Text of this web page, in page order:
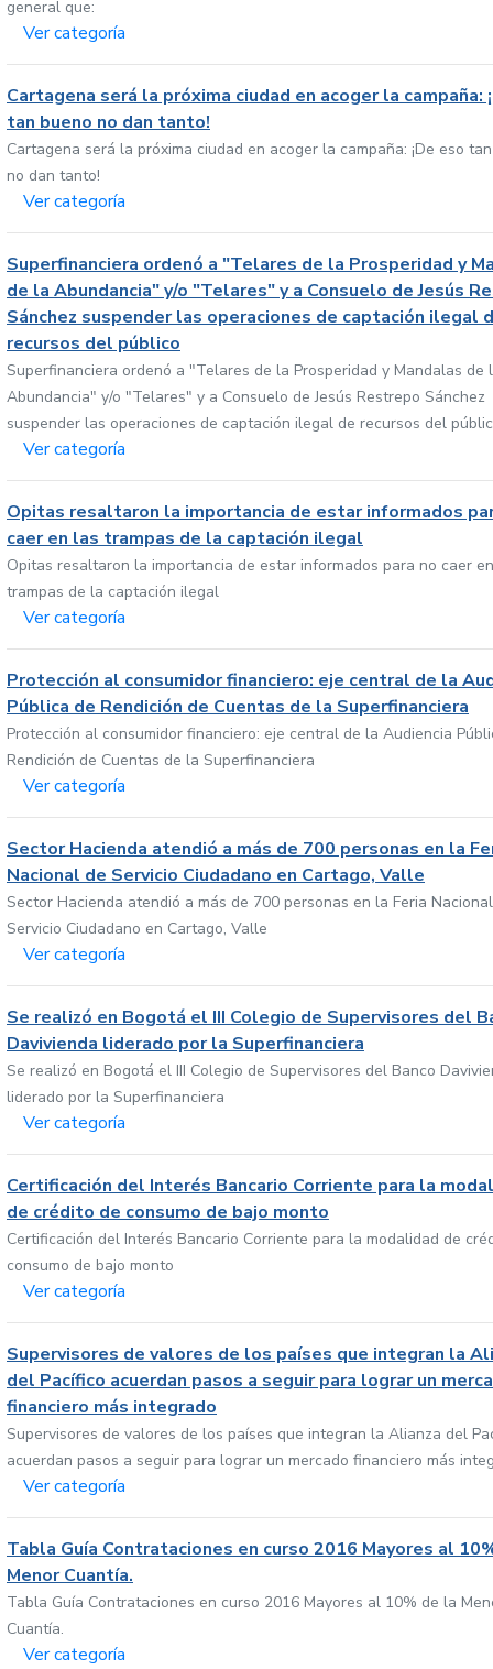
general que:
Ver categoría
Cartagena será la próxima ciudad en acoger la campaña:
tan bueno no dan tanto!
Cartagena será la próxima ciudad en acoger la campaña: ¡De eso
no dan tanto!
Ver categoría
Superfinanciera ordenó a "Telares de la Prosperidad y
de la Abundancia" y/o "Telares" y a Consuelo de Jesús
Sánchez suspender las operaciones de captación ilegal
recursos del público
Superfinanciera ordenó a "Telares de la Prosperidad y Mandalas de
Abundancia" y/o "Telares" y a Consuelo de Jesús Restrepo Sánchez
suspender las operaciones de captación ilegal de recursos del
Ver categoría
Opitas resaltaron la importancia de estar informados
caer en las trampas de la captación ilegal
Opitas resaltaron la importancia de estar informados para no caer
trampas de la captación ilegal
Ver categoría
Protección al consumidor financiero: eje central de la
Pública de Rendición de Cuentas de la Superfinanciera
Protección al consumidor financiero: eje central de la Audiencia
Rendición de Cuentas de la Superfinanciera
Ver categoría
Sector Hacienda atendió a más de 700 personas en la
Nacional de Servicio Ciudadano en Cartago, Valle
Sector Hacienda atendió a más de 700 personas en la Feria
Servicio Ciudadano en Cartago, Valle
Ver categoría
Se realizó en Bogotá el III Colegio de Supervisores del
Davivienda liderado por la Superfinanciera
Se realizó en Bogotá el III Colegio de Supervisores del Banco
liderado por la Superfinanciera
Ver categoría
Certificación del Interés Bancario Corriente para la
de crédito de consumo de bajo monto
Certificación del Interés Bancario Corriente para la modalidad de
consumo de bajo monto
Ver categoría
Supervisores de valores de los países que integran la
del Pacífico acuerdan pasos a seguir para lograr un
financiero más integrado
Supervisores de valores de los países que integran la Alianza del
acuerdan pasos a seguir para lograr un mercado financiero más
Ver categoría
Tabla Guía Contrataciones en curso 2016 Mayores al
Menor Cuantía.
Tabla Guía Contrataciones en curso 2016 Mayores al 10% de la
Cuantía.
Ver categoría